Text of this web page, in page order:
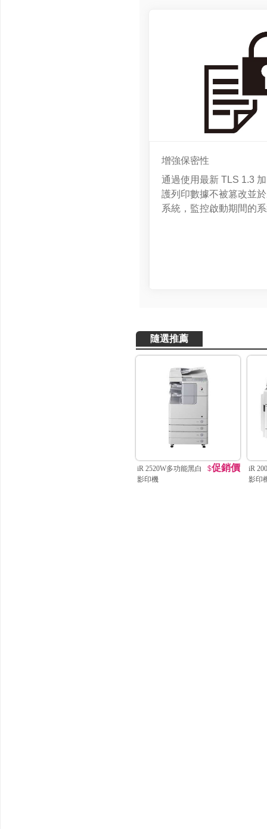
增強保密性
通過使用最新 TLS 1.3
護列印數據不被篡改並
系統，監控啟動期間的
隨選推薦
iR 2520W多功能黑白
影印機
$促銷價
iR
影印